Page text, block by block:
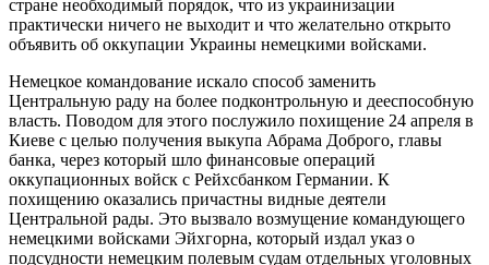
стране необходимый порядок, что из украинизации
практически ничего не выходит и что желательно открыто
объявить об оккупации Украины немецкими войсками.
Немецкое командование искало способ заменить
Центральную раду на более подконтрольную и дееспособную
власть. Поводом для этого послужило похищение 24 апреля в
Киеве с целью получения выкупа Абрама Доброго, главы
банка, через который шло финансовые операций
оккупационных войск с Рейхсбанком Германии. К
похищению оказались причастны видные деятели
Центральной рады. Это вызвало возмущение командующего
немецкими войсками Эйхгорна, который издал указ о
подсудности немецким полевым судам отдельных уголовных